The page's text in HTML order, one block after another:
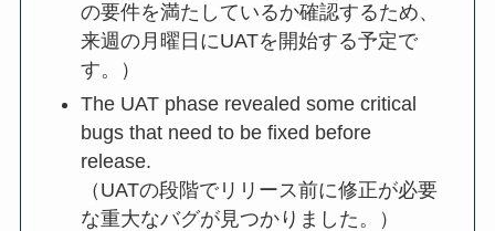
の要件を満たしているか確認するため、
来週の月曜日にUATを開始する予定で
す。）
The UAT phase revealed some critical
bugs that need to be fixed before
release.
（UATの段階でリリース前に修正が必要
な重大なバグが見つかりました。）